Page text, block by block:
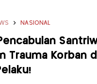
NASIONAL
Trauma Korban